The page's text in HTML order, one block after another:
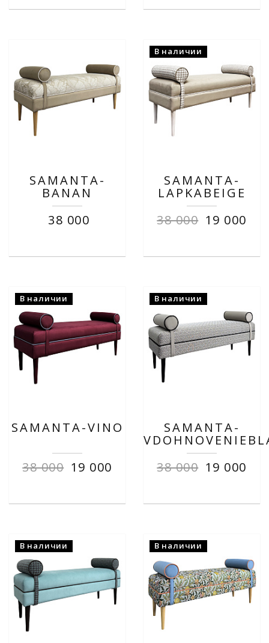
SAMANTA-
BANAN
38 000
В наличии
SAMANTA-
LAPKABEIGE
38 000 19 000
В наличии
SAMANTA-VINO
38 000 19 000
В наличии
SAMANTA-
38 000 19 000
В наличии В наличии